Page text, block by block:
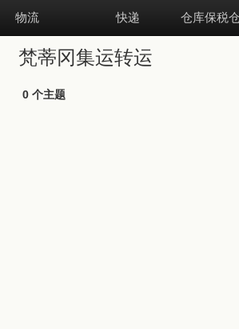
物流 快递 仓库保税
梵蒂冈集运转运
0 个主题